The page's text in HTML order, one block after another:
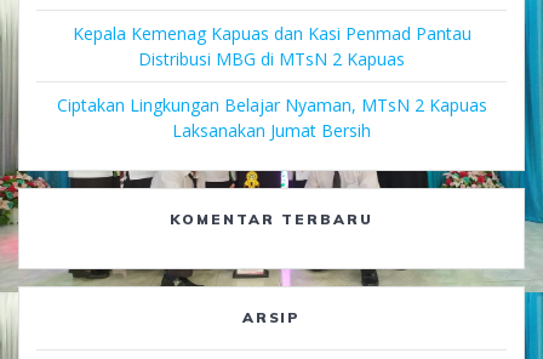
Kepala Kemenag Kapuas dan Kasi Penmad Pantau
Distribusi MBG di MTsN 2 Kapuas
Ciptakan Lingkungan Belajar Nyaman, MTsN 2 Kapuas
Laksanakan Jumat Bersih
KOMENTAR TERBARU
ARSIP